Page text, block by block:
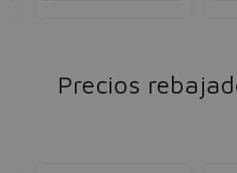
Precios